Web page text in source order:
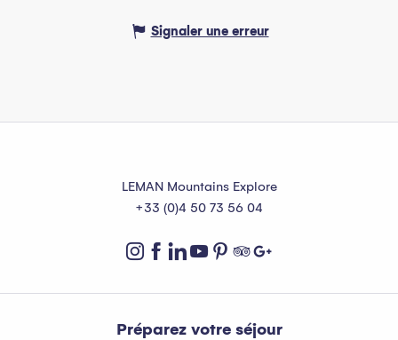
Signaler une erreur
LEMAN Mountains Explore
+33 (0)4 50 73 56 04
Préparez votre séjour